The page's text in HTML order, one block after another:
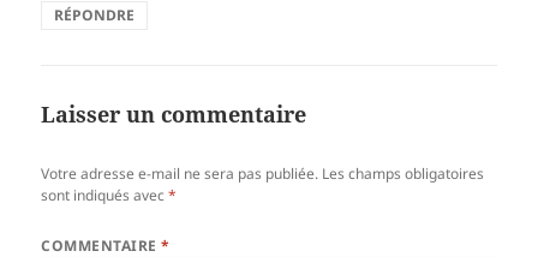
RÉPONDRE
Laisser un commentaire
Votre adresse e-mail ne sera pas publiée. Les champs obligatoires
sont indiqués avec*
COMMENTAIRE*